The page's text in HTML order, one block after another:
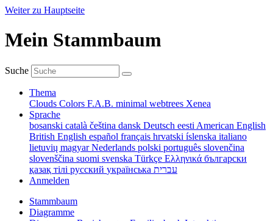
Weiter zu Hauptseite
Mein Stammbaum
Suche
Thema
Clouds Colors F.A.B. minimal webtrees Xenea
Sprache
bosanski català čeština dansk Deutsch eesti American English
British English español français hrvatski íslenska italiano
lietuvių magyarNederlands polski português slovenčina
slovenščina suomi svenska Türkçe Ελληνικά български
қазақ тілі русский українська עברית
Anmelden
Stammbaum
Diagramme